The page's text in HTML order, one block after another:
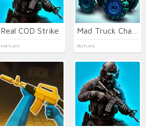
Real COD Strike
548 PLAYS 963 PLAYS